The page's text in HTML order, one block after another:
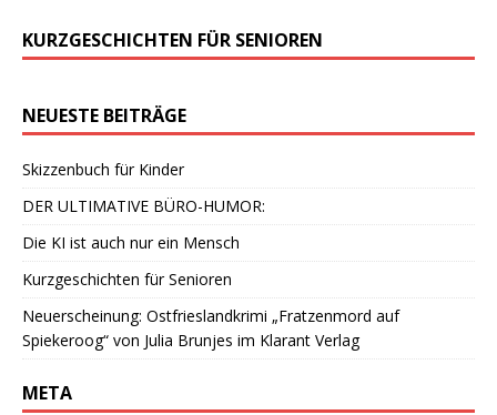
KURZGESCHICHTEN FÜR SENIOREN
NEUESTE BEITRÄGE
Skizzenbuch für Kinder
DER ULTIMATIVE BÜRO-HUMOR:
Die KI ist auch nur ein Mensch
Kurzgeschichten für Senioren
Neuerscheinung: Ostfrieslandkrimi „Fratzenmord auf
Spiekeroog“ von Julia Brunjes im Klarant Verlag
META